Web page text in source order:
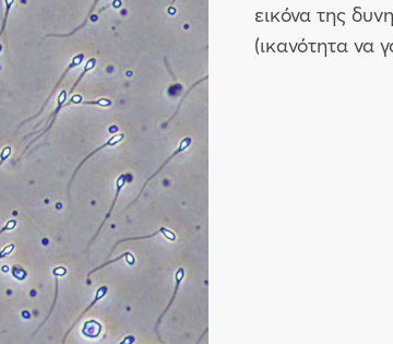
εικόνα της
(ικανότητα να